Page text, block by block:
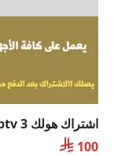
اشتراك هولك iptv 3 لمدة أشهر
 100